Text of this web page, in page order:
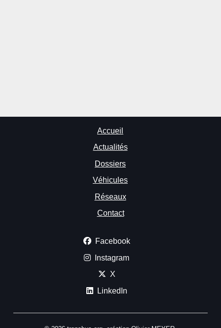
Accueil
Actualités
Dossiers
Véhicules
Réseaux
Contact
Facebook
Instagram
X
LinkedIn